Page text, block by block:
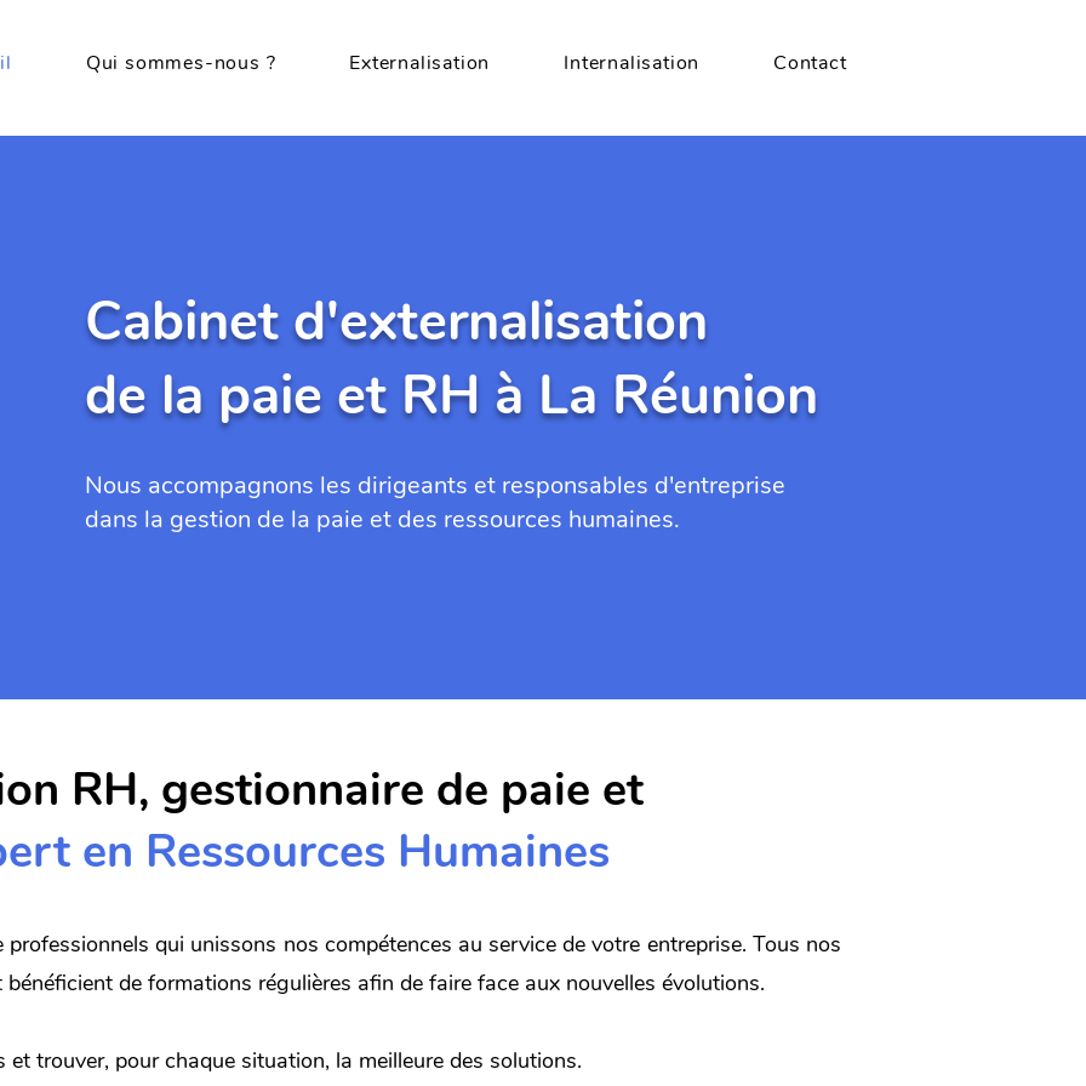
Qui sommes-nous ? Externalisation Internalisation Contact
Cabinet d'externalisation
de la paie et RH à La Réunion
Nous accompagnons les dirigeants et responsables d'entreprise
dans la gestion de la paie et des ressources humaines.
RH, gestionnaire de paie et
en Ressources Humaines
qui unissons nos compétences au service de votre entreprise. Tous nos
de formations régulières afin de faire face aux nouvelles évolutions.
et trouver, pour chaque situation, la meilleure des solutions.